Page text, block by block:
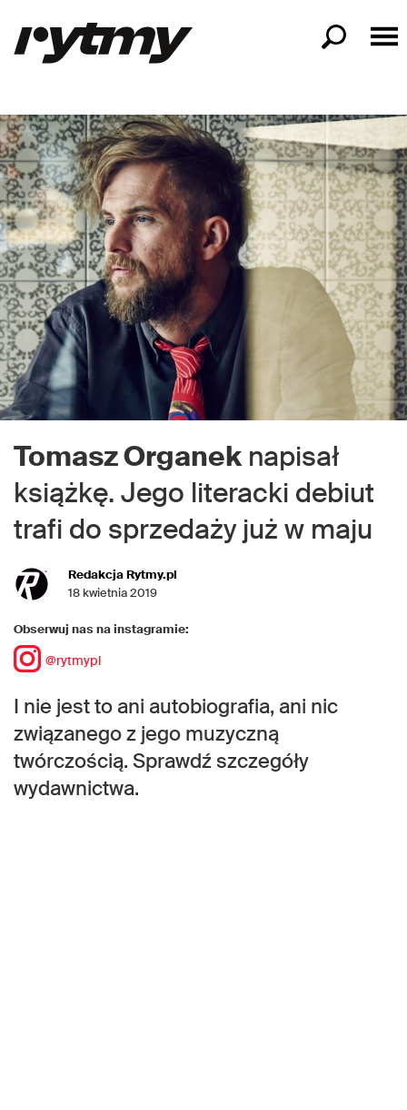
Tomasz Organeknapisał
książkę. Jego literacki debiut
trafi do sprzedaży już w maju
Redakcja Rytmy.pl
18 kwietnia 2019
Obserwuj nas na instagramie:
@rytmypl
I nie jest to ani autobiografia, ani nic
związanego z jego muzyczną
twórczością. Sprawdź szczegóły
wydawnictwa.